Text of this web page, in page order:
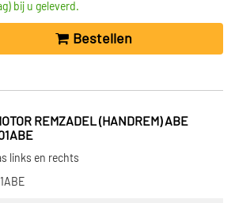
bij u geleverd.
Bestellen
REMZADEL (HANDREM) ABE
links en rechts